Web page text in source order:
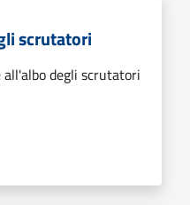
scrutatori
degli scrutatori